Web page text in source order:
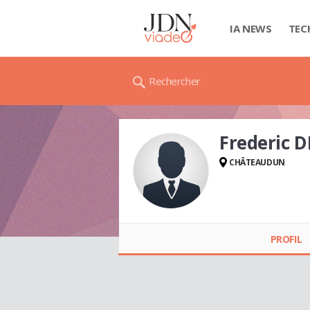
IA NEWS
Rechercher
Frederic
CHÂTEAUDUN
PROFIL